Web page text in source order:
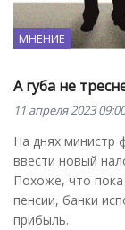
МНЕНИЕ
А губа не
11 апреля 2023 09:00
На днях министр
ввести новый
Похоже, что
пенсии, банки
прибыль.